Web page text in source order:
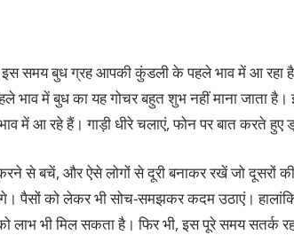
इस समय बुध ग्रह आपकी कुंडली के पहले भाव में आ रहा
भाव में बुध का यह गोचर बहुत शुभ नहीं माना जाता है।
में आ रहे हैं। गाड़ी धीरे चलाएं, फोन पर बात करते हुए
से बचें, और ऐसे लोगों से दूरी बनाकर रखें जो
पैसों को लेकर भी सोच-समझकर कदम उठाएं। हालांकि,
लाभ भी मिल सकता है। फिर भी, इस पूरे समय सतर्क